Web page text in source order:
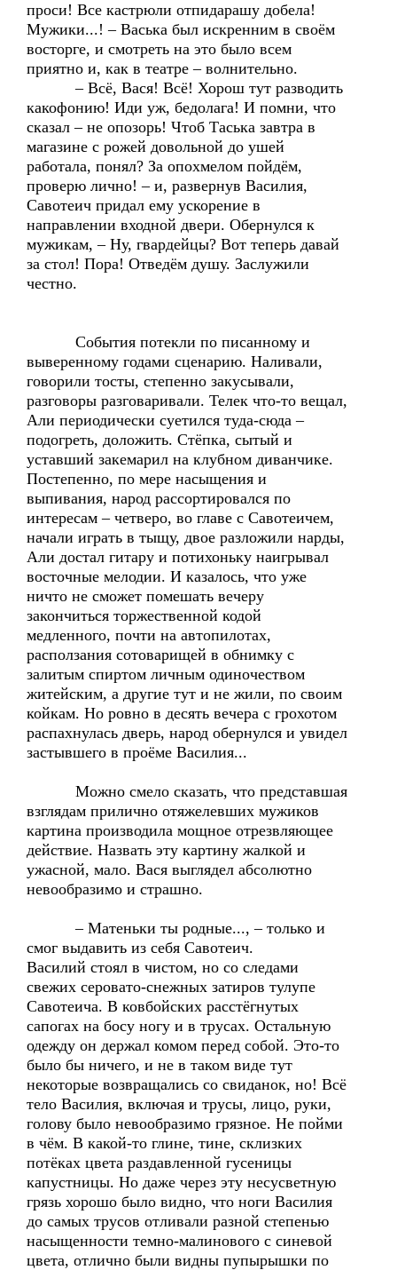
проси! Все кастрюли отпидарашу добела!
Мужики...! – Васька был искренним в своём
восторге, и смотреть на это было всем
приятно и, как в театре – волнительно.
– Всё, Вася! Всё! Хорош тут разводить
какофонию! Иди уж, бедолага! И помни, что
сказал – не опозорь! Чтоб Таська завтра в
магазине с рожей довольной до ушей
работала, понял? За опохмелом пойдём,
проверю лично! – и, развернув Василия,
Савотеич придал ему ускорение в
направлении входной двери. Обернулся к
мужикам, – Ну, гвардейцы? Вот теперь давай
за стол! Пора! Отведём душу. Заслужили
честно.
События потекли по писанному и
выверенному годами сценарию. Наливали,
говорили тосты, степенно закусывали,
разговоры разговаривали. Телек что-то вещал,
Али периодически суетился туда-сюда –
подогреть, доложить. Стёпка, сытый и
уставший закемарил на клубном диванчике.
Постепенно, по мере насыщения и
выпивания, народ рассортировался по
интересам – четверо, во главе с Савотеичем,
начали играть в тыщу, двое разложили нарды,
Али достал гитару и потихоньку наигрывал
восточные мелодии. И казалось, что уже
ничто не сможет помешать вечеру
закончиться торжественной кодой
медленного, почти на автопилотах,
расползания сотоварищей в обнимку с
залитым спиртом личным одиночеством
житейским, а другие тут и не жили, по своим
койкам. Но ровно в десять вечера с грохотом
распахнулась дверь, народ обернулся и увидел
застывшего в проёме Василия...
Можно смело сказать, что представшая
взглядам прилично отяжелевших мужиков
картина производила мощное отрезвляющее
действие. Назвать эту картину жалкой и
ужасной, мало. Вася выглядел абсолютно
невообразимо и страшно.
– Матеньки ты родные..., – только и
смог выдавить из себя Савотеич.
Василий стоял в чистом, но со следами
свежих серовато-снежных затиров тулупе
Савотеича. В ковбойских расстёгнутых
сапогах на босу ногу и в трусах. Остальную
одежду он держал комом перед собой. Это-то
было бы ничего, и не в таком виде тут
некоторые возвращались со свиданок, но! Всё
тело Василия, включая и трусы, лицо, руки,
голову было невообразимо грязное. Не пойми
в чём. В какой-то глине, тине, склизких
потёках цвета раздавленной гусеницы
капустницы. Но даже через эту несусветную
грязь хорошо было видно, что ноги Василия
до самых трусов отливали разной степенью
насыщенности темно-малинового с синевой
цвета, отлично были видны пупырышки по